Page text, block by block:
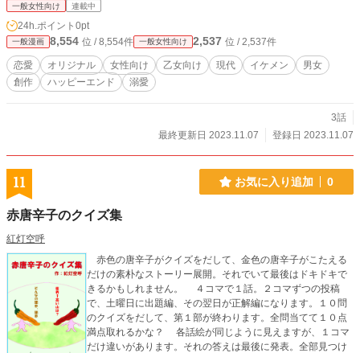
一般女性向け 連載中
24h.ポイント 0pt
一般漫画 8,554 位 / 8,554件 一般女性向け 2,537 位 / 2,537件
恋愛 オリジナル 女性向け 乙女向け 現代 イケメン
男女
創作
ハッピーエンド 溺愛
3話
最終更新日 2023.11.07
登録日 2023.11.07
11 お気に入り追加 0
赤唐辛子のクイズ集
紅灯空呼
赤色の唐辛子がクイズをだして、金色の唐辛子がこたえる
だけの素朴なストーリー展開。それでいて最後はドキドキで
きるかもしれません。 ４コマで１話。２コマずつの投稿
で、土曜日に出題編、その翌日が正解編になります。１０問
のクイズをだして、第１部が終わります。全問当てて１０点
満点取れるかな？ 各話絵が同じように見えますが、１コマ
だけ違いがあります。それの答えは最後に発表。全部見つけ